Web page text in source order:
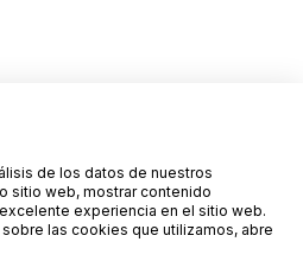
de los datos de nuestros
sitio web, mostrar contenido
experiencia en el sitio web.
las cookies que utilizamos, abre